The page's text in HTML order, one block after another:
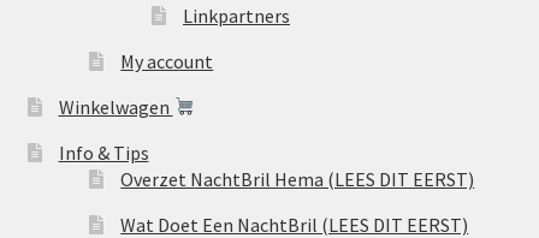
Linkpartners
My account
Winkelwagen
Info & Tips
Overzet NachtBril Hema (LEES DIT EERST)
Wat Doet Een NachtBril (LEES DIT EERST)